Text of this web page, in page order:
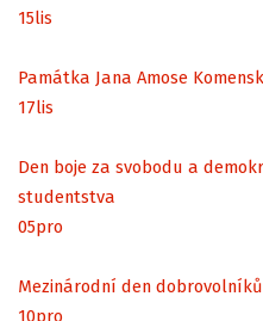
15lis
Památka Jana Amose
17lis
Den boje za svobodu a
studentstva
05pro
Mezinárodní den dobrovolníků
10pro